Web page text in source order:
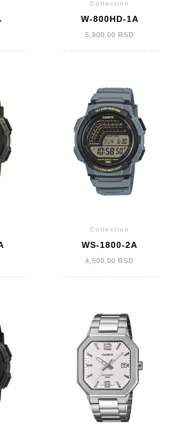
Collection
W-800HD-1A
5,900.00 RSD
Collection
WS-1800-2A
4,500.00 RSD